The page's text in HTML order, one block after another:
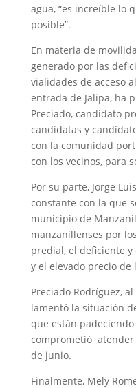
agua, “es increíble lo
posible”.
En materia de
generado por las
vialidades de acceso
entrada de Jalipa, ha
Preciado, candidato
candidatas y
con la comunidad
con los vecinos, para
Por su parte, Jorge
constante con la que
municipio de
manzanillenses por
predial, el deficiente
y el elevado precio
Preciado Rodríguez,
lamentó la situación
que están
comprometió atender
de junio.
Finalmente, Mely